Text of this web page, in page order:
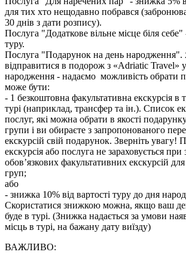
для тих хто нещодавно побрався
30 днів з дати розпису).
Послуга "Додаткове вільне місце біля себе"
туру.
Послуга "Подарунок на день
відправитися в подорож з «Adriatic Travel»
народження - надаємо можливість обрати
може бути:
- 1 безкоштовна факультативна екскурсія в
турі (наприклад, трансфер та ін.). Список
послуг, які можна обрати в якості
групи і ви обираєте з запропонованого
екскурсій свій подарунок. Зверніть увагу!
екскурсія або послуга не зараховується при
обов’язкових факультативних екскурсій
груп;
або
- знижка 10% від вартості туру до дня
Скористатися знижкою можна, якщо ваш
буде в турі. (Знижка надається за умови
місць в турі, на бажану дату виїзду)
ВАЖЛИВО: